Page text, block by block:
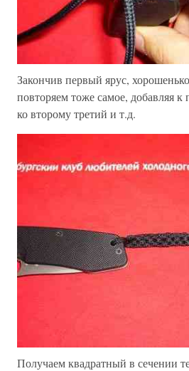
Закончив первый ярус,
повторяем тоже самое, добавляя к
ко второму третий и т.д.
Получаем квадратный в сечении